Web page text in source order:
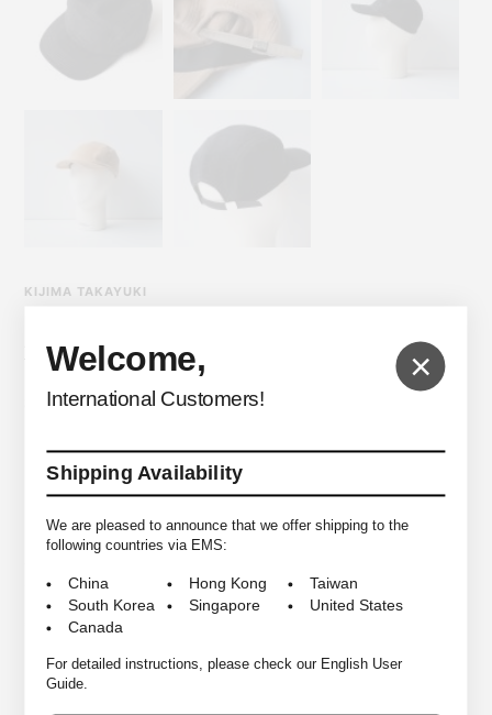
×
Welcome,
International Customers!
Shipping Availability
We are pleased to announce that we offer shipping to the
following countries via EMS:
China Hong Kong
Taiwan
South Korea
Singapore
United States
Canada
For detailed instructions, please check our English User
Guide.
KIJIMA TAKAYUKI
Angora Shaggy Jet Cap
$126.60
＜KIJIMA TAKAYUKI＞の2025 Autumn/Winter Collectionよりこちらのジ
こちらは上品なアンゴラウールシャギーの艶感のある柔らかな風合いが魅
力のジェットキャップになります。コットンツイルのアジャストベルトに
オリジナルスライドバックルを配した上品な一点です。
*商品は実店舗と在庫を共有しており常に変動がございます。
ご了承ください。